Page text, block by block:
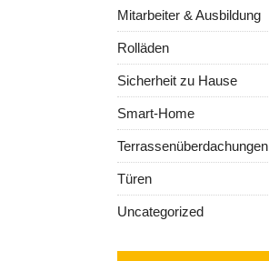
Mitarbeiter & Ausbildung
Rolläden
Sicherheit zu Hause
Smart-Home
Terrassenüberdachungen
Türen
Uncategorized